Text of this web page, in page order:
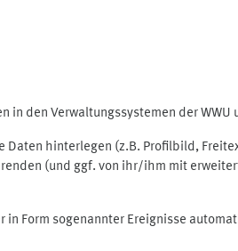
den Verwaltungssystemen der
hinterlegen (z.B. Profilbild,
(und ggf. von ihr/ihm mit
Form sogenannter Ereignisse